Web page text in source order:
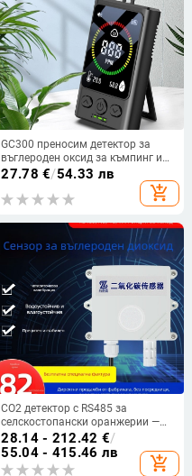
GC300 преносим детектор за
въглероден оксид за къмпинг и
дома с CO аларма, температура и
27.78 €/54.33 лв
add_shopping_cart
CO2 детектор с RS485 за
селскостопански оранжерии —
висока прецизност
28.14 - 212.42 €/
55.04 - 415.46 лв
add_shopping_cart